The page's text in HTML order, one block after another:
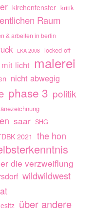
kirchenfenster kritik
Raum
& arbeiten in berlin
LKA 2008 locked off
licht malerei
nicht abwegig
phase 3 politik
saar SHG
2021 the hon
die verzweiflung
wildwildwest
über andere